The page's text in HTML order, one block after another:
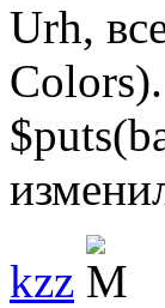
Urh,
kzz